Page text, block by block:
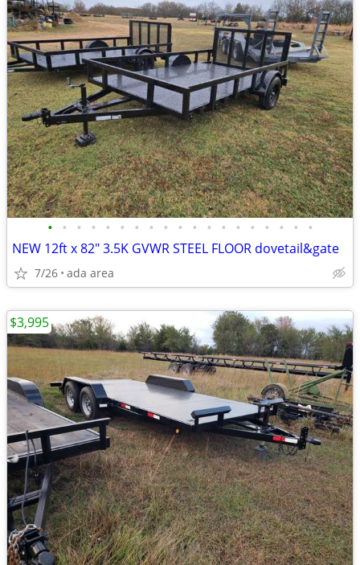
• • • • • • • • • • • • • • • • • • •
NEW 12ft x 82" 3.5K GVWR STEEL FLOOR dovetail&gate
7/26 ada area
$3,995